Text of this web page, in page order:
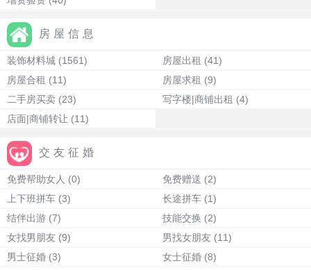
房屋信息
装饰材料城 (1561) 房屋出租 (41)
房屋合租 (11) 房屋求租 (9)
二手房买卖 (23) 写字楼|商铺出租 (4)
店面|商铺转让 (11)
交友征婚
免费帮助女人 (0) 免费赠送 (2)
上下班拼车 (3) 长途拼车 (1)
结伴出游 (7) 技能交换 (2)
女找男朋友 (9) 男找女朋友 (11)
男士征婚 (3) 女士征婚 (8)